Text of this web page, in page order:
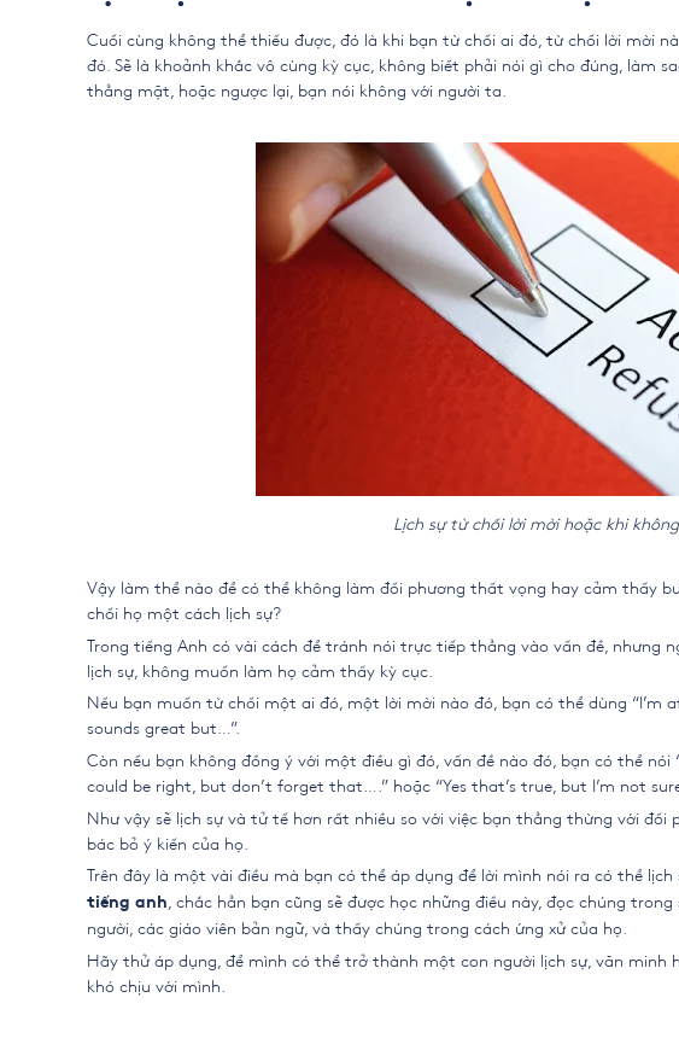
Cuối cùng không thể thiếu được, đó là khi bạn từ chối ai đó, từ chối lời mời
đó. Sẽ là khoảnh khắc vô cùng kỳ cục, không biết phải nói gì cho đúng, làm
thẳng mặt, hoặc ngược lại, bạn nói không với người ta.
Lịch sự từ chối lời mời hoặc khi
Vậy làm thể nào để có thể không làm đối phương thất vọng hay cảm thấy
chối họ một cách lịch sự?
Trong tiếng Anh có vài cách để tránh nói trực tiếp thẳng vào vấn đề, nhưng
lịch sự, không muốn làm họ cảm thấy kỳ cục.
Nếu bạn muốn từ chối một ai đó, một lời mời nào đó, bạn có thể dùng “I’m
sounds great but…”.
Còn nếu bạn không đồng ý với một điều gì đó, vấn đề nào đó, bạn có thể nói
could be right, but don’t forget that….” hoặc “Yes that’s true, but I’m not
Như vậy sẽ lịch sự và tử tế hơn rất nhiều so với việc bạn thẳng thừng với
bác bỏ ý kiến của họ.
Trên đây là một vài điều mà bạn có thể áp dụng để lời mình nói ra có thể
tiếng anh , chắc hẳn bạn cũng sẽ được học những điều này, đọc chúng
người, các giáo viên bản ngữ, và thấy chúng trong cách ứng xử của họ.
Hãy thử áp dụng, để mình có thể trở thành một con người lịch sự, văn minh
khó chịu với mình.